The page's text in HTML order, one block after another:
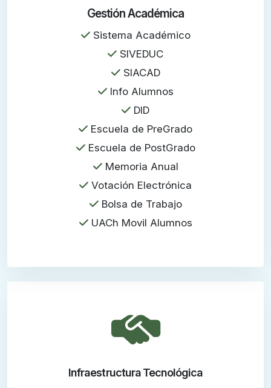
Gestión Académica
Sistema Académico
SIVEDUC
SIACAD
Info Alumnos
DID
Escuela de PreGrado
Escuela de PostGrado
Memoria Anual
Votación Electrónica
Bolsa de Trabajo
UACh Movil Alumnos
Infraestructura Tecnológica